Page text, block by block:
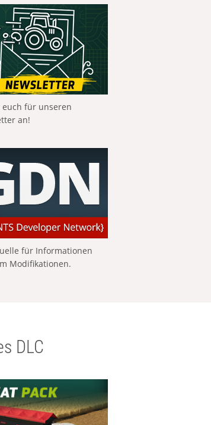
euch für unseren
an!
für Informationen
Modifikationen.
DLC